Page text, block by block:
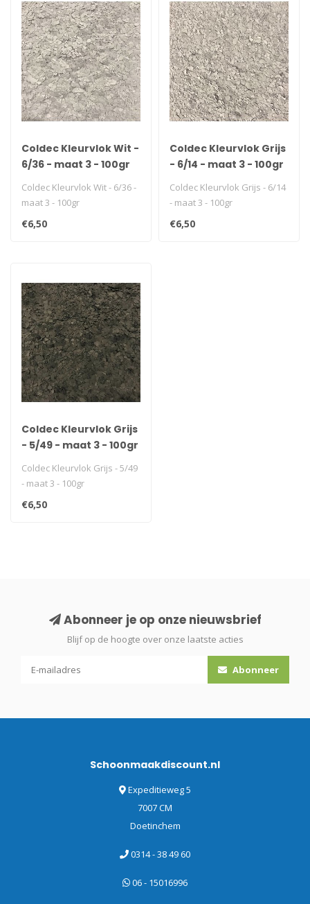
Coldec Kleurvlok Wit -
6/36 - maat 3 - 100gr
Coldec Kleurvlok Wit - 6/36 -
maat 3 - 100gr
€6,50
Coldec Kleurvlok Grijs
- 6/14 - maat 3 - 100gr
Coldec Kleurvlok Grijs - 6/14
- maat 3 - 100gr
€6,50
Coldec Kleurvlok Grijs
- 5/49 - maat 3 - 100gr
Coldec Kleurvlok Grijs - 5/49
- maat 3 - 100gr
€6,50
Abonneer je op onze nieuwsbrief
Blijf op de hoogte over onze laatste acties
Abonneer
Schoonmaakdiscount.nl
Expeditieweg 5
7007 CM
Doetinchem
0314 - 38 49 60
06 - 15016996